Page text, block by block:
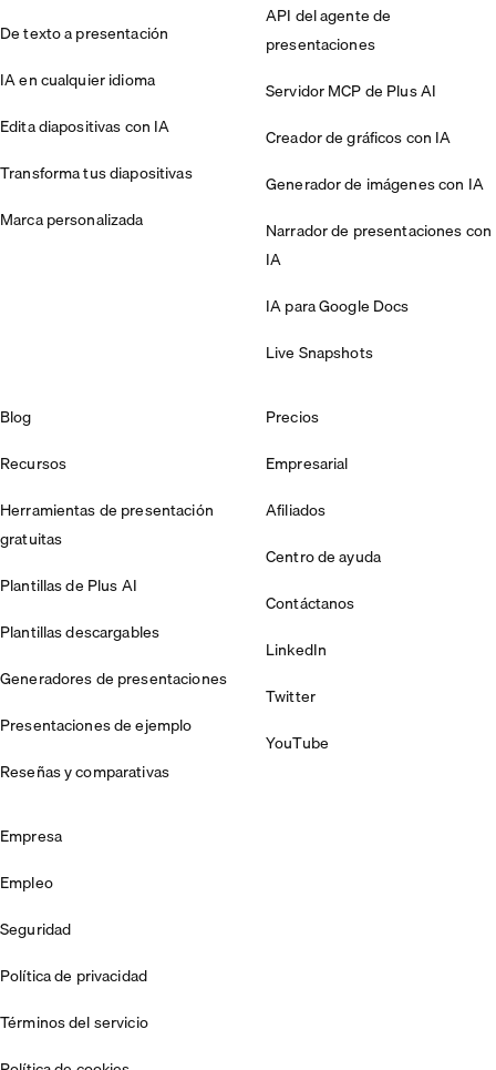
De texto a presentación
IA en cualquier idioma
Edita diapositivas con IA
Transforma tus diapositivas
Marca personalizada
API del agente de
presentaciones
Servidor MCP de Plus AI
Creador de gráficos con IA
Generador de imágenes con IA
Narrador de presentaciones con
IA
IA para Google Docs
Live Snapshots
Blog
Recursos
Herramientas de presentación
gratuitas
Plantillas de Plus AI
Plantillas descargables
Generadores de presentaciones
Presentaciones de ejemplo
Reseñas y comparativas
Precios
Empresarial
Afiliados
Centro de ayuda
Contáctanos
LinkedIn
Twitter
YouTube
Empresa
Empleo
Seguridad
Política de privacidad
Términos del servicio